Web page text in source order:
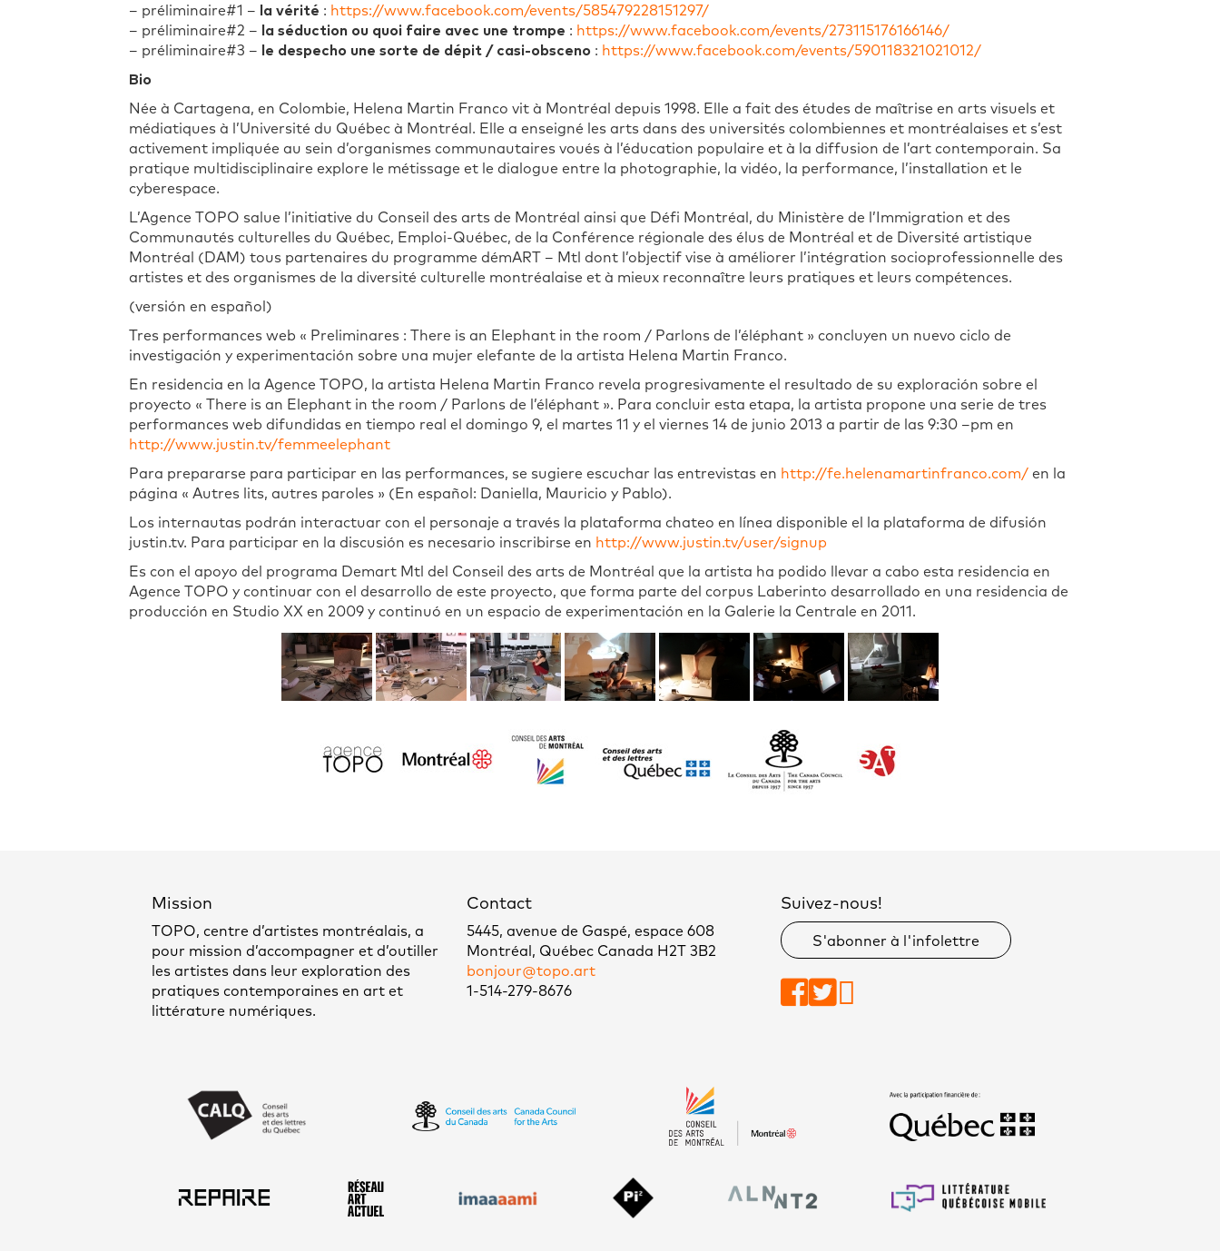
– préliminaire#1 –
la vérité : https://www.facebook.com/events/585479228151297/
– préliminaire#2 –
la séduction ou quoi faire avec une trompe : https://www.facebook.com/events/273115176166146/
– préliminaire#3 –
le despecho une sorte de dépit / casi-obsceno : https://www.facebook.com/events/590118321021012/
Bio
Née à Cartagena, en Colombie, Helena Martin Franco vit à Montréal depuis 1998. Elle a fait des études de maîtrise en arts visuels et
médiatiques à l’Université du Québec à Montréal. Elle a enseigné les arts dans des universités colombiennes et montréalaises et s’est
activement impliquée au sein d’organismes communautaires voués à l’éducation populaire et à la diffusion de l’art contemporain. Sa
pratique multidisciplinaire explore le métissage et le dialogue entre la photographie, la vidéo, la performance, l’installation et le
cyberespace.
L’Agence TOPO salue l’initiative du Conseil des arts de Montréal ainsi que Défi Montréal, du Ministère de l’Immigration et des
Communautés culturelles du Québec, Emploi-Québec, de la Conférence régionale des élus de Montréal et de Diversité artistique
Montréal (DAM) tous partenaires du programme démART – Mtl dont l’objectif vise à améliorer l’intégration socioprofessionnelle des
artistes et des organismes de la diversité culturelle montréalaise et à mieux reconnaître leurs pratiques et leurs compétences.
(versión en español)
Tres performances web « Preliminares : There is an Elephant in the room / Parlons de l’éléphant » concluyen un nuevo ciclo de
investigación y experimentación sobre una mujer elefante de la artista Helena Martin Franco.
En residencia en la Agence TOPO, la artista Helena Martin Franco revela progresivamente el resultado de su exploración sobre el
proyecto « There is an Elephant in the room / Parlons de l’éléphant ». Para concluir esta etapa, la artista propone una serie de tres
performances web difundidas en tiempo real el domingo 9, el martes 11 y el viernes 14 de junio 2013 a partir de las 9:30 –pm en
http://www.justin.tv/femmeelephant
Para prepararse para participar en las performances, se sugiere escuchar las entrevistas en http://fe.helenamartinfranco.com/ en la
página « Autres lits, autres paroles » (En español: Daniella, Mauricio y Pablo).
Los internautas podrán interactuar con el personaje a través la plataforma chateo en línea disponible el la plataforma de difusión
justin.tv. Para participar en la discusión es necesario inscribirse en http://www.justin.tv/user/signup
Es con el apoyo del programa Demart Mtl del Conseil des arts de Montréal que la artista ha podido llevar a cabo esta residencia en
Agence TOPO y continuar con el desarrollo de este proyecto, que forma parte del corpus Laberinto desarrollado en una residencia de
producción en Studio XX en 2009 y continuó en un espacio de experimentación en la Galerie la Centrale en 2011.
Mission
TOPO, centre d’artistes montréalais, a
pour mission d’accompagner et d’outiller
les artistes dans leur exploration des
pratiques contemporaines en art et
littérature numériques.
Contact
5445, avenue de Gaspé, espace 608
Montréal, Québec Canada H2T 3B2
bonjour@topo.art
1-514-279-8676
Suivez-nous!
S'abonner à l'infolettre